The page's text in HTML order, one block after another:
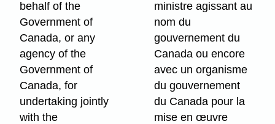
behalf of the
Government of
Canada, or any
agency of the
Government of
Canada, for
undertaking jointly
with the
ministre agissant au
nom du
gouvernement du
Canada ou encore
avec un organisme
du gouvernement
du Canada pour la
mise en œuvre